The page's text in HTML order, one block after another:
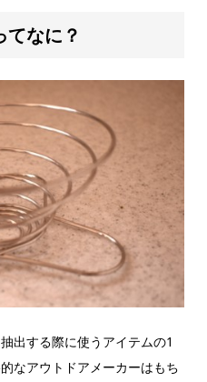
てなに？
出する際に使うアイテムの1
なアウトドアメーカーはもち